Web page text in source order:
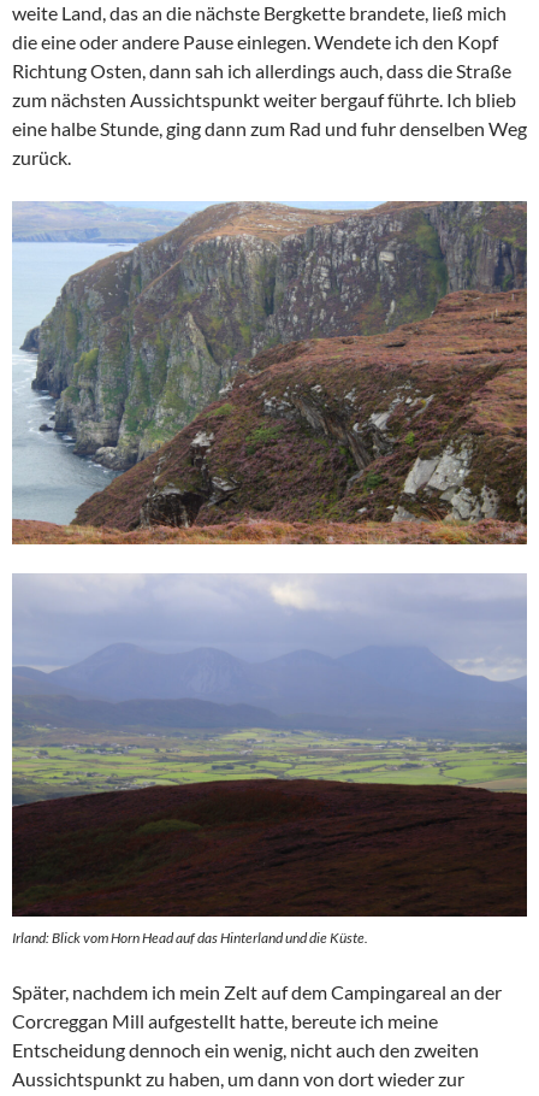
weite Land, das an die nächste Bergkette brandete, ließ mich
die eine oder andere Pause einlegen. Wendete ich den Kopf
Richtung Osten, dann sah ich allerdings auch, dass die Straße
zum nächsten Aussichtspunkt weiter bergauf führte. Ich blieb
eine halbe Stunde, ging dann zum Rad und fuhr denselben Weg
zurück.
Irland: Blick vom Horn Head auf das Hinterland und die Küste.
Später, nachdem ich mein Zelt auf dem Campingareal an der
Corcreggan Mill aufgestellt hatte, bereute ich meine
Entscheidung dennoch ein wenig, nicht auch den zweiten
Aussichtspunkt zu haben, um dann von dort wieder zur